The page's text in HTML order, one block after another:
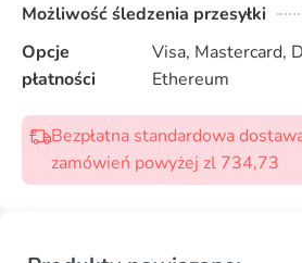
Możliwość śledzenia przesyłki
Opcje
płatności
Visa, Mastercard,
Ethereum
Bezpłatna standardowa
zamówień powyżej zl 734,73